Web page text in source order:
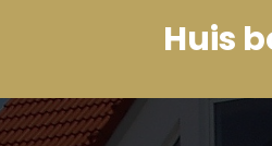
Huis